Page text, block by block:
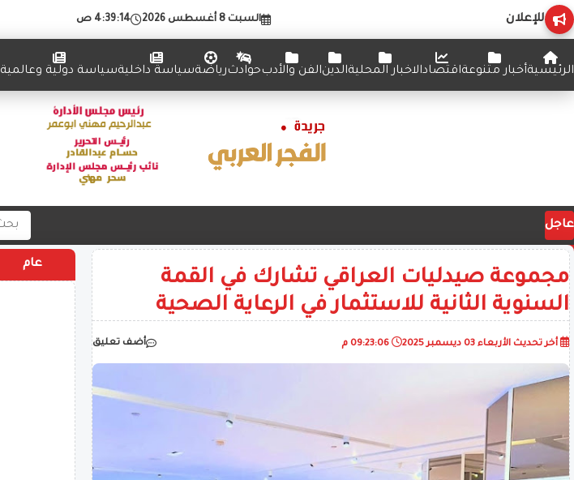
للإعلان السبت 8 أغسطس 2026 4:39:14 ص
الرئيسيةأخبار متنوعةاقتصادالاخبار المحليةالدينالفن والأدبحوادثرياضةسياسة داخليةسياسة دولية وعالمية
عاجل
مجموعة صيدليات العراقي تشارك في القمة
السنوية الثانية للاستثمار في الرعاية الصحية
أخر تحديث الأربعاء 03 ديسمبر 2025 أضف تعليق
عام